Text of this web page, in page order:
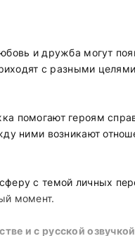
и дружба могут
с разными
помогают героям
ними возникают
с темой личных
момент.
и с русской озвучкой